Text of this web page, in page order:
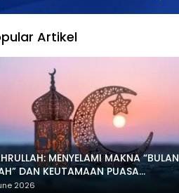
Artikel
MENYELAMI MAKNA “BULAN
DAN KEUTAMAAN PUASA
2026